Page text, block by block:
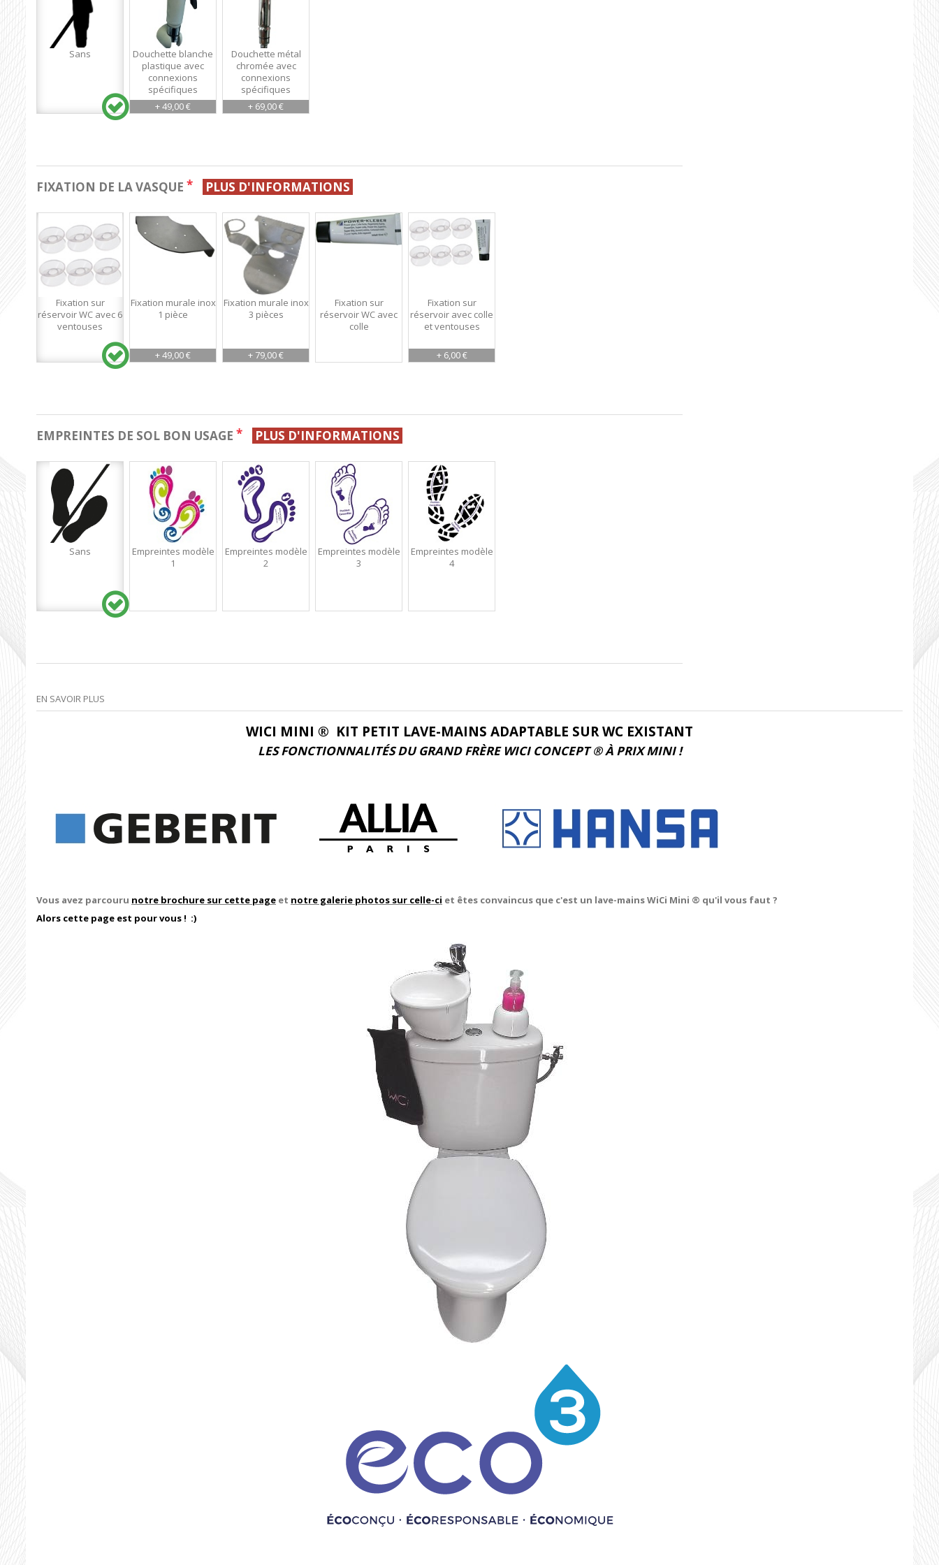
Sans
Douchette blanche
plastique avec
connexions
spécifiques
+ 49,00 €
Douchette métal
chromée avec
connexions
spécifiques
+ 69,00 €
FIXATION DE LA VASQUE * PLUS D'INFORMATIONS
Fixation sur
réservoir WC avec 6
ventouses
Fixation murale inox
1 pièce
+ 49,00 €
Fixation murale inox
3 pièces
+ 79,00 €
Fixation sur
réservoir WC avec
colle
Fixation sur
réservoir avec colle
et ventouses
+ 6,00 €
EMPREINTES DE SOL BON USAGE * PLUS D'INFORMATIONS
Sans
Empreintes modèle
1
Empreintes modèle
2
Empreintes modèle
3
Empreintes modèle
4
EN SAVOIR PLUS
WICI MINI ® KIT PETIT LAVE-MAINS ADAPTABLE SUR WC EXISTANT
LES FONCTIONNALITÉS DU GRAND FRÈRE WICI CONCEPT ® À PRIX MINI !
Vous avez parcouru notre brochure sur cette page et notre galerie photos sur celle-ci et êtes convaincus que c'est un lave-mains WiCi Mini ® qu'il vous faut ?
Alors cette page est pour vous ! :)